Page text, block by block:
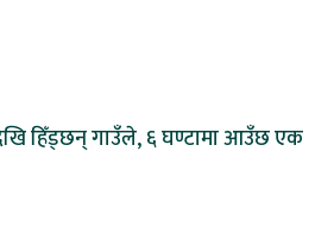
हिँड्छन् गाउँले, ६ घण्टामा आउँछ एक